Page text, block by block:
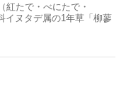
紅たで・べにたで・
イヌタデ属の1年草「柳蓼